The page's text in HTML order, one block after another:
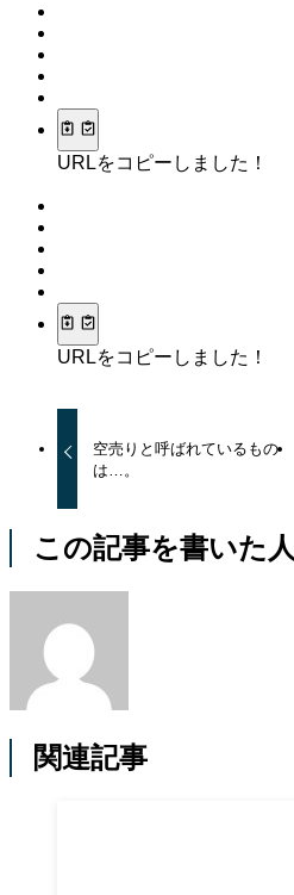
URLをコピーしました！
URLをコピーしました！
空売りと呼ばれているもの
は…。
この記事を書いた人
関連記事